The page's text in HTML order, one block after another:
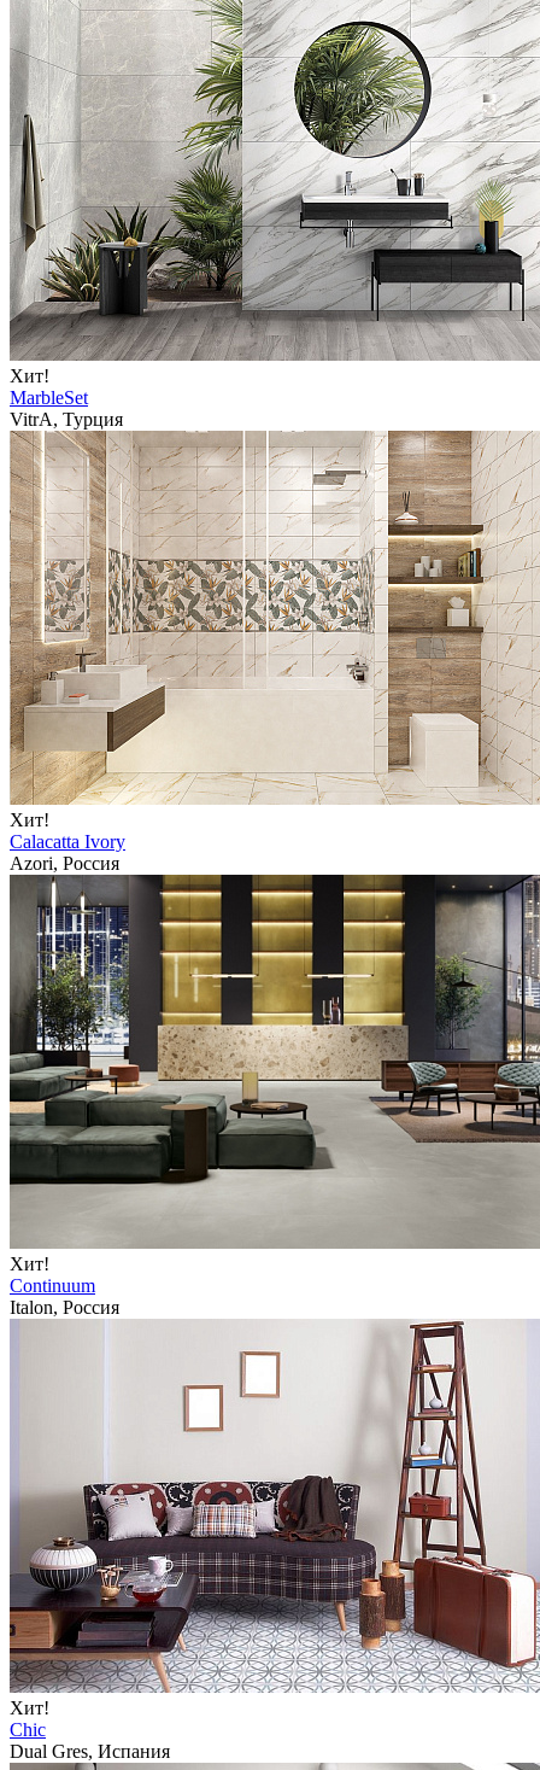
Хит!
MarbleSet
VitrA, Турция
Хит!
Calacatta Ivory
Azori, Россия
Хит!
Continuum
Italon, Россия
Хит!
Chic
Dual Gres, Испания